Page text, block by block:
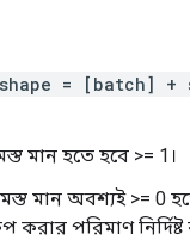
= [batch] +
মান হতে হবে >= 1।
মান অবশ্যই >= 0
করার পরিমাণ নির্দিষ্ট